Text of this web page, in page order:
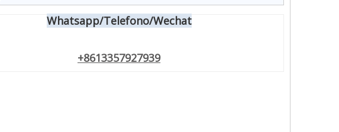
Whatsapp/Telefono/Wechat
+8613357927939